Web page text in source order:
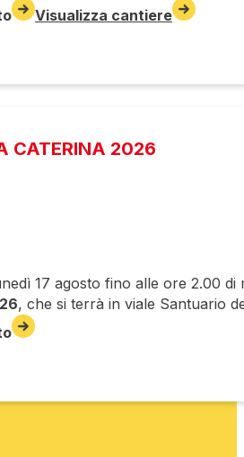
Visualizza cantiere
CATERINA 2026
17 agosto fino alle ore 2.00
, che si terrà in viale Santuario